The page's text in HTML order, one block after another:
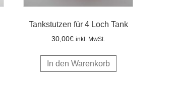
Tankstutzen für 4 Loch Tank
30,00€ inkl. MwSt.
In den Warenkorb